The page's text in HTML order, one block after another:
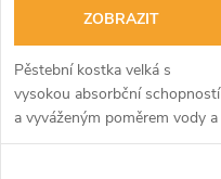
ZOBRAZIT
Pěstební kostka velká s
vysokou absorbční schopností
a vyváženým poměrem vody a
vzduchu, rozměry